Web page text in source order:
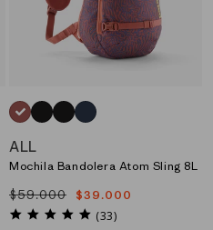
ROJO_(SRPO)
NEGRO_(KALB)
NEGRO_(BLK)
AZUL_(SMDB)
ALL
Mochila Bandolera Atom Sling 8L
Precio
habitual
$59.000
Precio
de
$39.000
4.8
(33)